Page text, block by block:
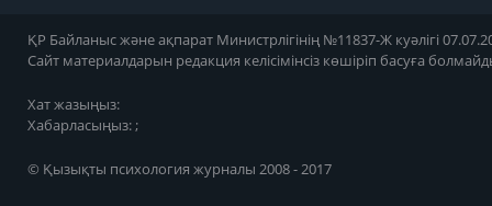
ҚР Байланыс және ақпарат Министрлігінің №11837-Ж куәлігі
Сайт материалдарын редакция келісімінсіз көшіріп басуға
Хат жазыңыз:
Хабарласыңыз: ;
© Қызықты психология журналы 2008 - 2017